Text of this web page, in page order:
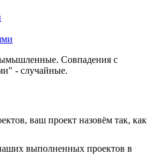
Совпадения с
- случайные.
ваш проект назовём так, как
выполненных проектов в